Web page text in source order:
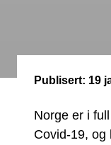
Publisert: 19
Norge er i
Covid-19, og